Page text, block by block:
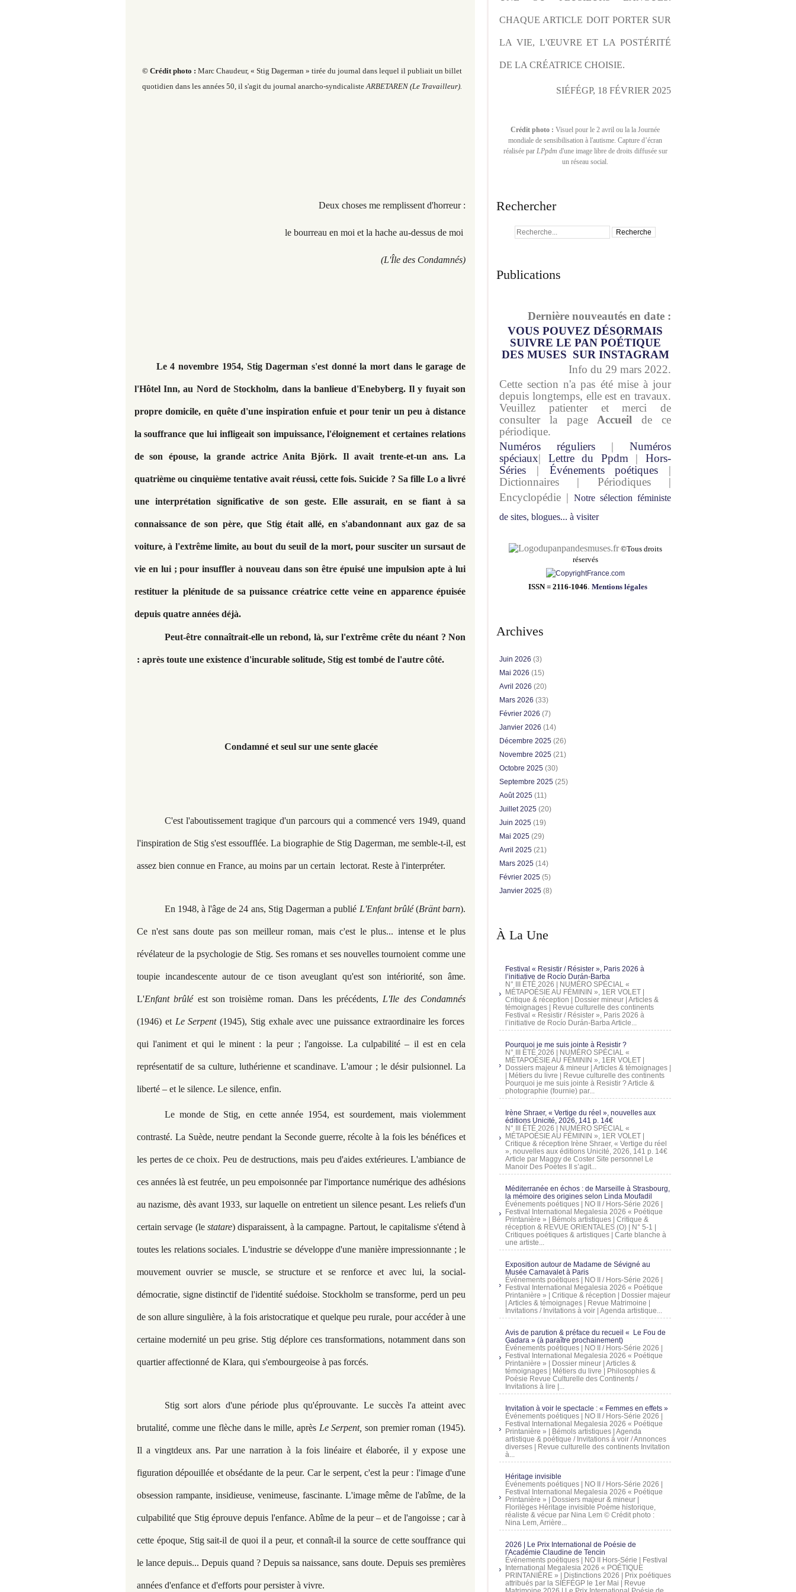
© Crédit photo : Marc Chaudeur, « Stig Dagerman » tirée du journal dans lequel il publiait un billet
quotidien dans les années 50, il s'agit du journal anarcho-syndicalisteARBETAREN (Le Travailleur).
Deux choses me remplissent d'horreur :
le bourreau en moi et la hache au-dessus de moi
(L'Île des Condamnés)
Le 4 novembre 1954, Stig Dagerman s'est donné la mort dans le garage de
l'Hôtel Inn, au Nord de Stockholm, dans la banlieue d'Enebyberg. Il y fuyait son
propre domicile, en quête d'une inspiration enfuie et pour tenir un peu à distance
la souffrance que lui infligeait son impuissance, l'éloignement et certaines relations
de son épouse, la grande actrice Anita Björk. Il avait trente-et-un ans. La
quatrième ou cinquième tentative avait réussi, cette fois. Suicide ? Sa fille Lo a livré
une interprétation significative de son geste. Elle assurait, en se fiant à sa
connaissance de son père, que Stig était allé, en s'abandonnant aux gaz de sa
voiture, à l'extrême limite, au bout du seuil de la mort, pour susciter un sursaut de
vie en lui ; pour insuffler à nouveau dans son être épuisé une impulsion apte à lui
restituer la plénitude de sa puissance créatrice cette veine en apparence épuisée
depuis quatre années déjà.
Peut-être connaîtrait-elle un rebond, là, sur l'extrême crête du néant ? Non
: après toute une existence d'incurable solitude, Stig est tombé de l'autre côté.
Condamné et seul sur une sente glacée
C'est l'aboutissement tragique d'un parcours qui a commencé vers 1949, quand
l'inspiration de Stig s'est essoufflée. La biographie de Stig Dagerman, me semble-t-il, est
assez bien connue en France, au moins par un certain lectorat. Reste à l'interpréter.
En 1948, à l'âge de 24 ans, Stig Dagerman a publié L'Enfant brûlé(Bränt barn).
Ce n'est sans doute pas son meilleur roman, mais c'est le plus... intense et le plus
révélateur de la psychologie de Stig. Ses romans et ses nouvelles tournoient comme une
toupie incandescente autour de ce tison aveuglant qu'est son intériorité, son âme.
L'Enfant brûléest son troisième roman. Dans les précédents, L'Ile des Condamnés
(1946) etLe Serpent(1945), Stig exhale avec une puissance extraordinaire les forces
qui l'animent et qui le minent : la peur ; l'angoisse. La culpabilité – il est en cela
représentatif de sa culture, luthérienne et scandinave. L'amour ; le désir pulsionnel. La
liberté – et le silence. Le silence, enfin.
Le monde de Stig, en cette année 1954, est sourdement, mais violemment
contrasté. La Suède, neutre pendant la Seconde guerre, récolte à la fois les bénéfices et
les pertes de ce choix. Peu de destructions, mais peu d'aides extérieures. L'ambiance de
ces années là est feutrée, un peu empoisonnée par l'importance numérique des adhésions
au nazisme, dès avant 1933, sur laquelle on entretient un silence pesant. Les reliefs d'un
certain servage (le statare) disparaissent, à la campagne. Partout, le capitalisme s'étend à
toutes les relations sociales. L'industrie se développe d'une manière impressionnante ; le
mouvement ouvrier se muscle, se structure et se renforce et avec lui, la social-
démocratie, signe distinctif de l'identité suédoise. Stockholm se transforme, perd un peu
de son allure singulière, à la fois aristocratique et quelque peu rurale, pour accéder à une
certaine modernité un peu grise. Stig déplore ces transformations, notamment dans son
quartier affectionné de Klara, qui s'embourgeoise à pas forcés.
Stig sort alors d'une période plus qu'éprouvante. Le succès l'a atteint avec
brutalité, comme une flèche dans le mille, après Le Serpent, son premier roman (1945).
Il a vingtdeux ans. Par une narration à la fois linéaire et élaborée, il y expose une
figuration dépouillée et obsédante de la peur. Car le serpent, c'est la peur : l'image d'une
obsession rampante, insidieuse, venimeuse, fascinante. L'image même de l'abîme, de la
culpabilité que Stig éprouve depuis l'enfance. Abîme de la peur – et de l'angoisse ; car à
cette époque, Stig sait-il de quoi il a peur, et connaît-il la source de cette souffrance qui
le lance depuis... Depuis quand ? Depuis sa naissance, sans doute. Depuis ses premières
années d'enfance et d'efforts pour persister à vivre.
CHAQUE ARTICLE DOIT PORTER SUR
LA VIE, L'ŒUVRE ET LA POSTÉRITÉ
DE LA CRÉATRICE CHOISIE.
SIÉFÉGP, 18 FÉVRIER 2025
Crédit photo : Visuel pour le 2 avril ou la la Journée
mondiale de sensibilisation à l'autisme. Capture d’écran
réalisée par LPpdm d'une image libre de droits diffusée sur
un réseau social.
Rechercher
Publications
Dernière nouveautés en date :
VOUS POUVEZ DÉSORMAIS
SUIVRE LE PAN POÉTIQUE
DES MUSES SUR INSTAGRAM
Info du 29 mars 2022.
Cette section n'a pas été mise à jour
depuis longtemps, elle est en travaux.
Veuillez patienter et merci de
consulter la page Accueil de ce
périodique.
Numéros réguliers | Numéros
spéciaux| Lettre du Ppdm |Hors-
Séries | Événements poétiques |
Dictionnaires | Périodiques |
Encyclopédie | Notre sélection féministe
de sites, blogues... à visiter
pandesmuses.fr ©Tous droits
réservés
ISSN = 2116-1046. Mentions légales
Archives
Juin 2026 (3)
Mai 2026 (15)
Avril 2026 (20)
Mars 2026 (33)
Février 2026 (7)
Janvier 2026 (14)
Décembre 2025 (26)
Novembre 2025 (21)
Octobre 2025 (30)
Septembre 2025 (25)
Août 2025 (11)
Juillet 2025 (20)
Juin 2025 (19)
Mai 2025 (29)
Avril 2025 (21)
Mars 2025 (14)
Février 2025 (5)
Janvier 2025 (8)
À La Une
Festival « Resistir / Résister », Paris 2026 à
l’initiative de Rocío Durán-Barba
N° III ÉTÉ 2026 | NUMÉRO SPÉCIAL «
MÉTAPOÉSIE AU FÉMININ », 1ER VOLET |
Critique & réception | Dossier mineur | Articles &
témoignages | Revue culturelle des continents
Festival « Resistir / Résister », Paris 2026 à
l’initiative de Rocío Durán-Barba Article...
Pourquoi je me suis jointe à Resistir ?
N° III ÉTÉ 2026 | NUMÉRO SPÉCIAL «
MÉTAPOÉSIE AU FÉMININ », 1ER VOLET |
Dossiers majeur & mineur | Articles & témoignages |
| Métiers du livre | Revue culturelle des continents
Pourquoi je me suis jointe à Resistir ? Article &
photographie (fournie) par...
Irène Shraer, « Vertige du réel », nouvelles aux
éditions Unicité, 2026, 141 p. 14€
N° III ÉTÉ 2026 | NUMÉRO SPÉCIAL «
MÉTAPOÉSIE AU FÉMININ », 1ER VOLET |
Critique & réception Irène Shraer, « Vertige du réel
», nouvelles aux éditions Unicité, 2026, 141 p. 14€
Article par Maggy de Coster Site personnel Le
Manoir Des Poètes Il s’agit...
Méditerranée en échos : de Marseille à Strasbourg,
la mémoire des origines selon Linda Moufadil
Événements poétiques | NO II / Hors-Série 2026 |
Festival International Megalesia 2026 « Poétique
Printanière » | Bémols artistiques | Critique &
réception & REVUE ORIENTALES (O) | N° 5-1 |
Critiques poétiques & artistiques | Carte blanche à
une artiste...
Exposition autour de Madame de Sévigné au
Musée Carnavalet à Paris
Événements poétiques | NO II / Hors-Série 2026 |
Festival International Megalesia 2026 « Poétique
Printanière » | Critique & réception | Dossier majeur
| Articles & témoignages | Revue Matrimoine |
Invitations / Invitations à voir | Agenda artistique...
Avis de parution & préface du recueil « Le Fou de
Gadara » (à paraître prochainement)
Événements poétiques | NO II / Hors-Série 2026 |
Festival International Megalesia 2026 « Poétique
Printanière » | Dossier mineur | Articles &
témoignages | Métiers du livre | Philosophies &
Poésie Revue Culturelle des Continents /
Invitations à lire |...
Invitation à voir le spectacle : « Femmes en effets »
Événements poétiques | NO II / Hors-Série 2026 |
Festival International Megalesia 2026 « Poétique
Printanière » | Bémols artistiques | Agenda
artistique & poétique / Invitations à voir / Annonces
diverses | Revue culturelle des continents Invitation
à...
Héritage invisible
Événements poétiques | NO II / Hors-Série 2026 |
Festival International Megalesia 2026 « Poétique
Printanière » | Dossiers majeur & mineur |
Florilèges Héritage invisible Poème historique,
réaliste & vécue par Nina Lem © Crédit photo :
Nina Lem, Arrière...
2026 | Le Prix International de Poésie de
l'Académie Claudine de Tencin
Événements poétiques | NO II Hors-Série | Festival
International Megalesia 2026 « POÉTIQUE
PRINTANIÈRE » | Distinctions 2026 | Prix poétiques
attribués par la SIÉFÉGP le 1er Mai | Revue